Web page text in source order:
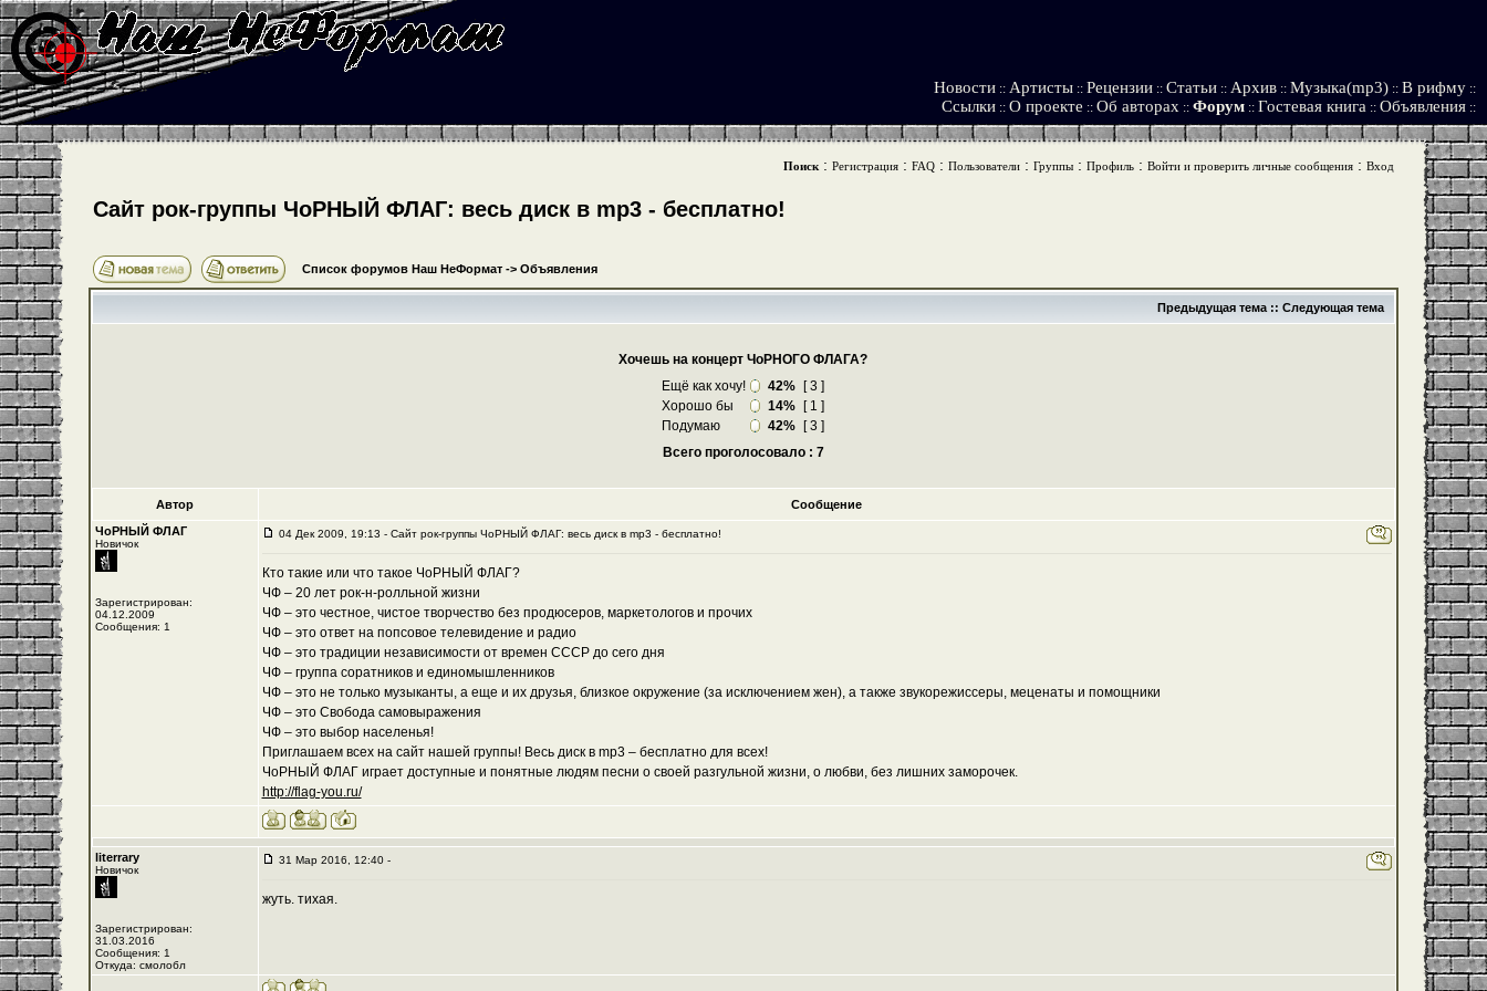
Новости :: Артисты :: Рецензии :: Статьи :: Архив :: Музыка(mp3) :: В рифму ::
Ссылки :: О проекте :: Об авторах :: Форум :: Гостевая книга :: Объявления ::
Поиск: Регистрация: FAQ: Пользователи: Группы: Профиль: Войти и проверить личные сообщения: Вход
Cайт рок-группы ЧоРНЫЙ ФЛАГ: весь диск в mp3 - бесплатно!
Список форумов Наш НеФормат-> Объявления
Предыдущая тема:: Следующая тема
Хочешь на концерт ЧоРНОГО ФЛАГА?
Ещё как хочу!
42%
[ 3 ]
Хорошо бы
14%
[ 1 ]
Подумаю
42%
[ 3 ]
Всего проголосовало : 7
Автор
Сообщение
ЧоРНЫЙ ФЛАГ
Новичок
Зарегистрирован:
04.12.2009
Сообщения: 1
04 Дек 2009, 19:13 - Cайт рок-группы ЧоРНЫЙ ФЛАГ: весь диск в mp3 - бесплатно!
Кто такие или что такое ЧоРНЫЙ ФЛАГ?
ЧФ – 20 лет рок-н-ролльной жизни
ЧФ – это честное, чистое творчество без продюсеров, маркетологов и прочих
ЧФ – это ответ на попсовое телевидение и радио
ЧФ – это традиции независимости от времен СССР до сего дня
ЧФ – группа соратников и единомышленников
ЧФ – это не только музыканты, а еще и их друзья, близкое окружение (за исключением жен), а также звукорежиссеры, меценаты и помощники
ЧФ – это Свобода самовыражения
ЧФ – это выбор населенья!
Приглашаем всех на сайт нашей группы! Весь диск в mp3 – бесплатно для всех!
ЧоРНЫЙ ФЛАГ играет доступные и понятные людям песни о своей разгульной жизни, о любви, без лишних заморочек.
http://flag-you.ru/
literrary
Новичок
Зарегистрирован:
31.03.2016
Сообщения: 1
Откуда: смолобл
31 Мар 2016, 12:40 -
жуть. тихая.